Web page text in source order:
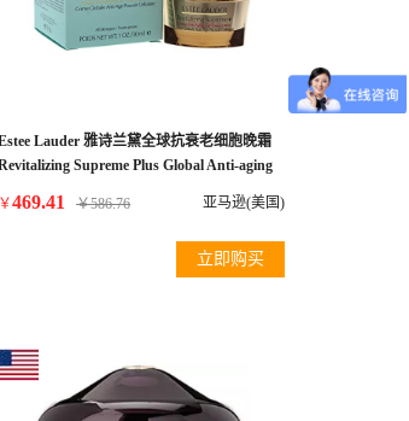
Lauder 雅诗兰黛全球抗衰老细胞晚霜
Supreme Plus Global Anti-aging
￥469.41 ￥586.76 亚马逊(美国)
立即购买